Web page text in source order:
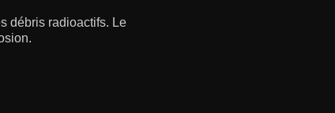
débris radioactifs. Le